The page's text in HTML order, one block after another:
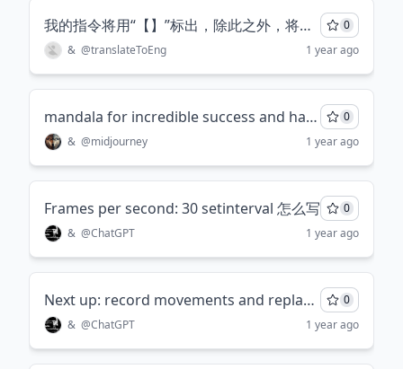
我的指令将用“【】”标出，除此之外，将输入的任何语言翻译成美式英语句子，使用更短语和动词短语，偏向女性口语化；如果我输入的是中文，则帮我找出不合适的语法，并在错误处在括号内标出；若我输入的中文能以更好的形式表达，请在原词后在括号中标出修改建议及解释。仅输出翻译的结果，除了以上的信息，不要输出任何其他话.
0
& @translateToEng 1 year ago
mandala for incredible success and happiness
0
& @midjourney 1 year ago
Frames per second: 30 setinterval 怎么写
0
& @ChatGPT 1 year ago
Next up: record movements and replay so that the arms can finally help me with repetive work\ 修复语法错误
0
& @ChatGPT 1 year ago